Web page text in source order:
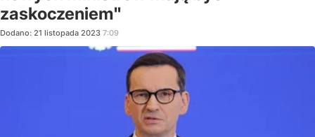
zaskoczeniem"
Dodano: 21 listopada 2023 7:09